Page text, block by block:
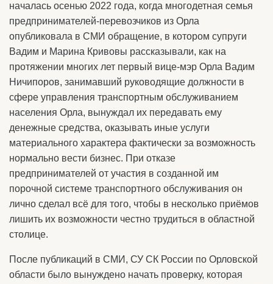
началась осенью 2022 года, когда многодетная семья
предпринимателей-перевозчиков из Орла
опубликовала в СМИ обращение, в котором супруги
Вадим и Марина Кривовы рассказывали, как на
протяжении многих лет первый вице-мэр Орла Вадим
Ничипоров, занимавший руководящие должности в
сфере управления транспортным обслуживанием
населения Орла, вынуждал их передавать ему
денежные средства, оказывать иные услуги
материального характера фактически за возможность
нормально вести бизнес. При отказе
предпринимателей от участия в созданной им
порочной системе транспортного обслуживания он
лично сделал всё для того, чтобы в несколько приёмов
лишить их возможности честно трудиться в областной
столице.
После публикаций в СМИ, СУ СК России по Орловской
области было вынуждено начать проверку, которая